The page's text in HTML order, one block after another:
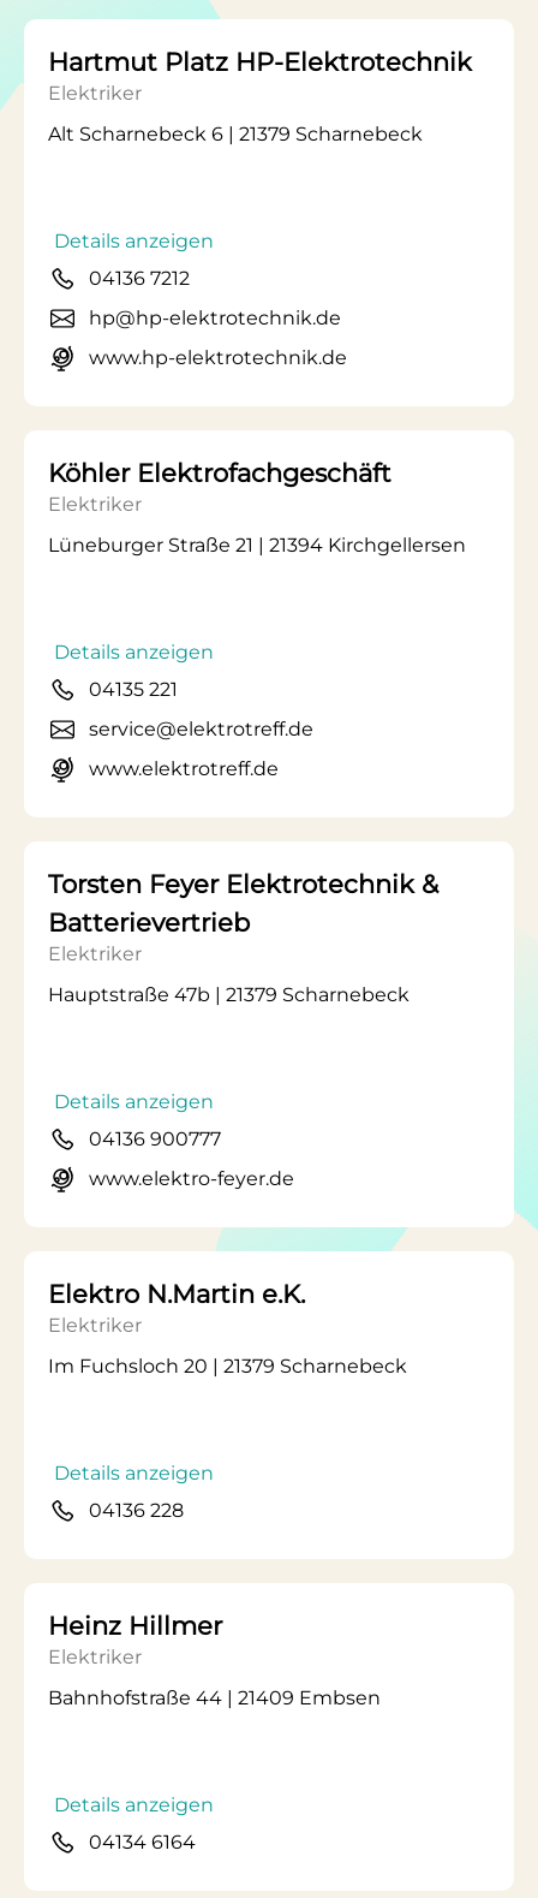
Hartmut Platz HP-Elektrotechnik
Elektriker
Alt Scharnebeck 6 | 21379 Scharnebeck
Details anzeigen
04136 7212
hp@hp-elektrotechnik.de
www.hp-elektrotechnik.de
Köhler Elektrofachgeschäft
Elektriker
Lüneburger Straße 21 | 21394 Kirchgellersen
Details anzeigen
04135 221
service@elektrotreff.de
www.elektrotreff.de
Torsten Feyer Elektrotechnik &
Batterievertrieb
Elektriker
Hauptstraße 47b | 21379 Scharnebeck
Details anzeigen
04136 900777
www.elektro-feyer.de
Elektro N.Martin e.K.
Elektriker
Im Fuchsloch 20 | 21379 Scharnebeck
Details anzeigen
04136 228
Heinz Hillmer
Elektriker
Bahnhofstraße 44 | 21409 Embsen
Details anzeigen
04134 6164